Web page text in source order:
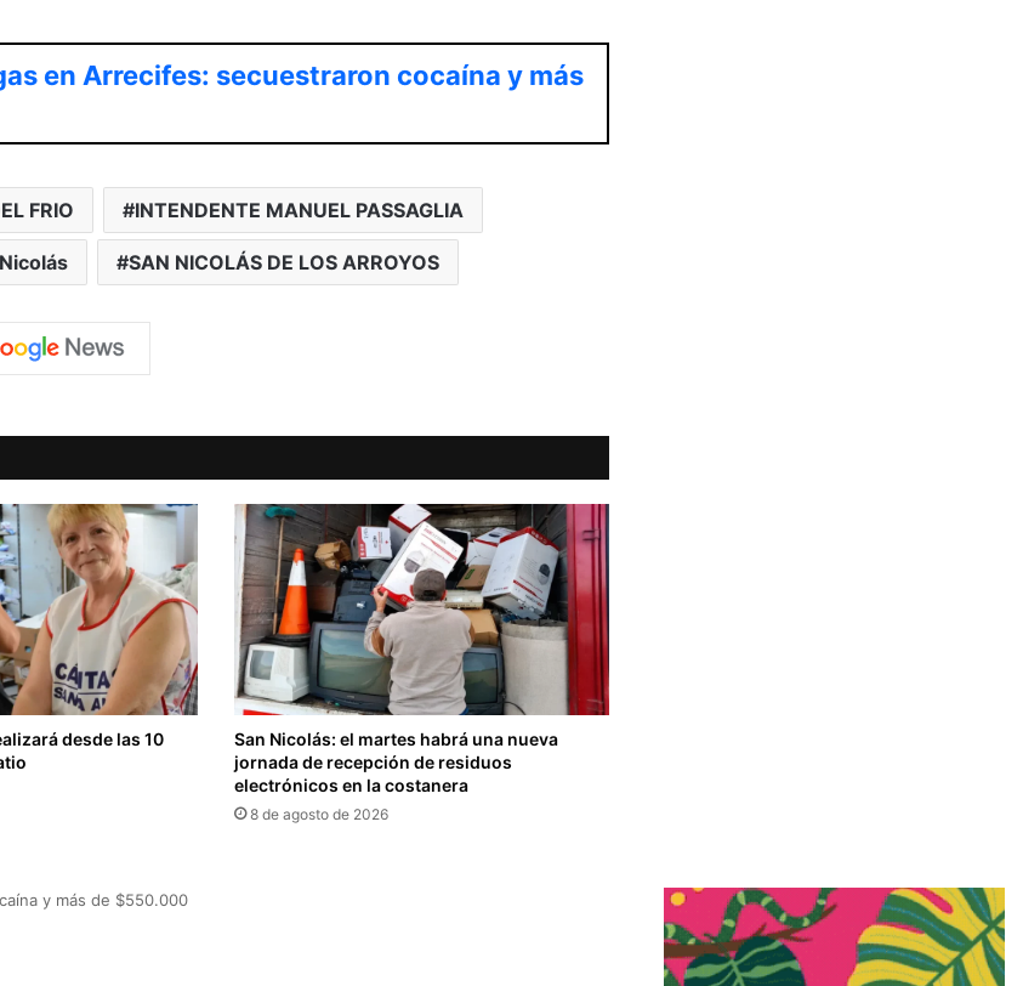
en Arrecifes: secuestraron cocaína y más
FRIO INTENDENTE MANUEL PASSAGLIA
SAN NICOLÁS DE LOS ARROYOS
desde las 10
San Nicolás: el martes habrá una nueva
jornada de recepción de residuos
electrónicos en la costanera
8 de agosto de 2026